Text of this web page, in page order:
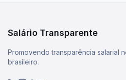
Salário Transparente
Promovendo transparência salarial
brasileiro.